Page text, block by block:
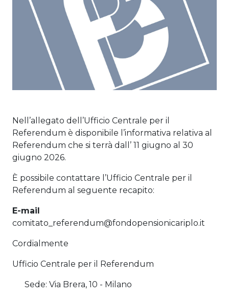
Nell’allegato dell’Ufficio Centrale per il
Referendum è disponibile l’informativa relativa al
Referendum che si terrà dall’ 11 giugno al 30
giugno 2026.
È possibile contattare l’Ufficio Centrale per il
Referendum al seguente recapito:
E-mail
comitato_referendum@fondopensionicariplo.it
Cordialmente
Ufficio Centrale per il Referendum
Sede: Via Brera, 10 - Milano